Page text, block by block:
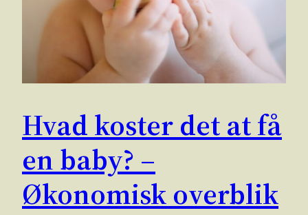
Hvad koster det at få
en baby? –
Økonomisk overblik